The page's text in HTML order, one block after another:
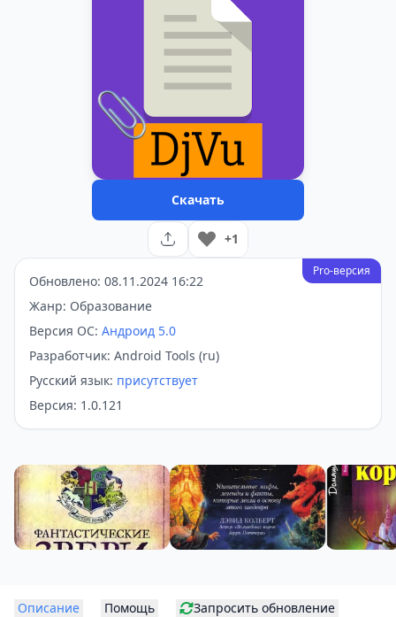
Скачать
+1
Pro-версия
Обновлено: 08.11.2024 16:22
Жанр: Образование
Версия ОС: Андроид 5.0
Разработчик: Android Tools (ru)
Русский язык: присутствует
Версия: 1.0.121
Описание Помощь Запросить обновление